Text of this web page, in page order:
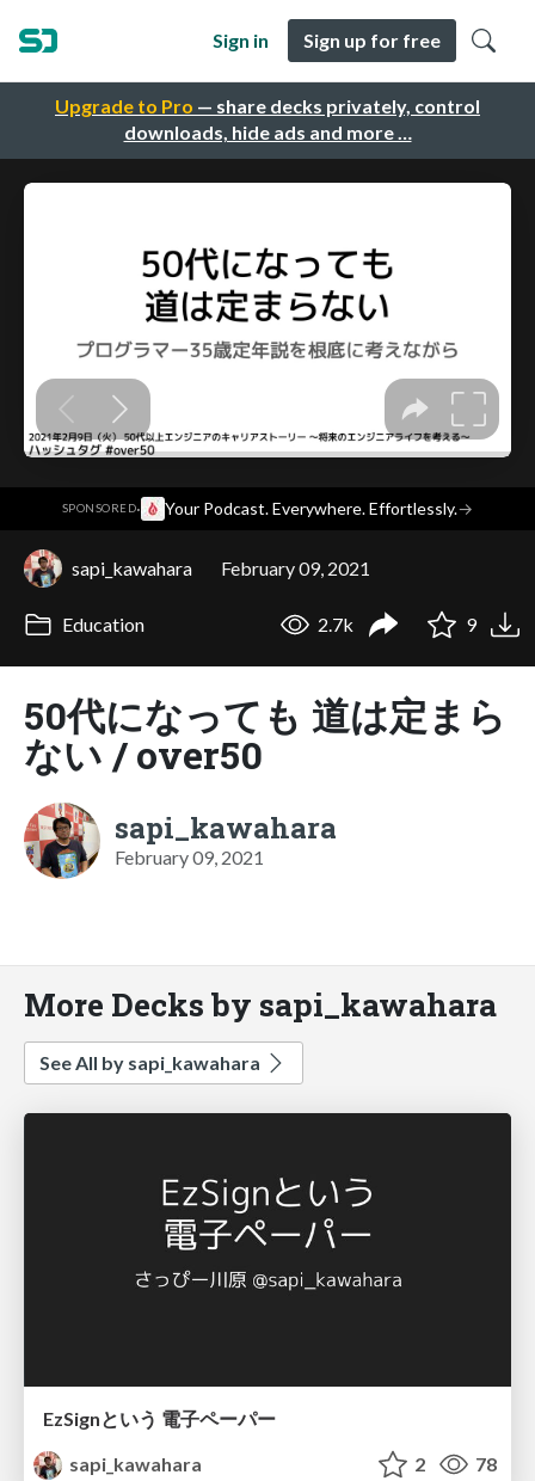
Upgrade to Pro — share decks privately, control
downloads, hide ads and more …
Sign in Sign up for free
SPONSORED· Your Podcast. Everywhere. Effortlessly.→
sapi_kawahara February 09, 2021
Education 2.7k 9
50代になっても 道は定まら
ない / over50
sapi_kawahara
February 09, 2021
More Decks by sapi_kawahara
See All by sapi_kawahara
EzSignという 電子ペーパー
sapi_kawahara
2 78